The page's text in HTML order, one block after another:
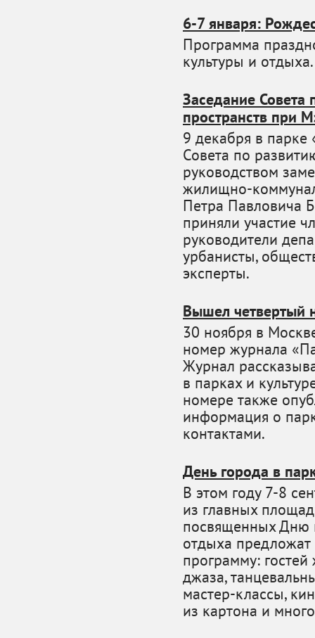
6-7 января:
Программа
культуры и отдыха.
Заседание
пространств при
9 декабря в парке
Совета по
руководством
жилищно-
Петра Павловича
приняли участие
руководители
урбанисты,
эксперты.
Вышел четвертый
30 ноября в
номер журнала
Журнал
в парках и
номере также
информация о
контактами.
День города в
В этом году 7-8
из главных
посвященных Дню
отдыха
программу:
джаза,
мастер-классы,
из картона и